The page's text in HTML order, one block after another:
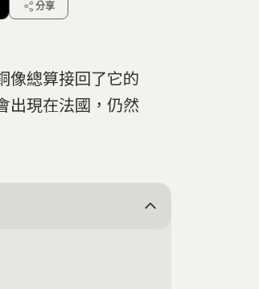
分享
像總算接回了它的
出現在法國，仍然